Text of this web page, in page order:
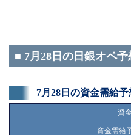
■ 7月28日の日銀オペ予
7月28日の資金需給予
資
資金需給